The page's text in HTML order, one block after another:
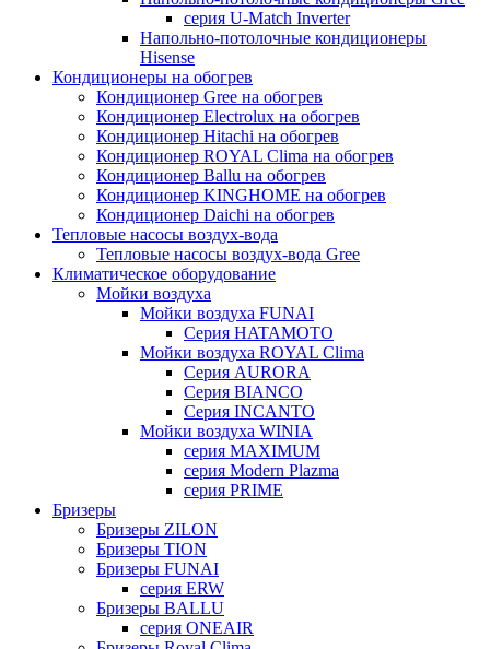
серия U-Match Inverter
Напольно-потолочные кондиционеры
Hisense
Кондиционеры на обогрев
Кондиционер Gree на обогрев
Кондиционер Electrolux на обогрев
Кондиционер Hitachi на обогрев
Кондиционер ROYAL Clima на обогрев
Кондиционер Ballu на обогрев
Кондиционер KINGHOME на обогрев
Кондиционер Daichi на обогрев
Тепловые насосы воздух-вода
Тепловые насосы воздух-вода Gree
Климатическое оборудование
Мойки воздуха
Мойки воздуха FUNAI
Серия HATAMOTO
Мойки воздуха ROYAL Clima
Серия AURORA
Серия BIANCO
Серия INCANTO
Мойки воздуха WINIA
серия MAXIMUM
серия Modern Plazma
серия PRIME
Бризеры
Бризеры ZILON
Бризеры TION
Бризеры FUNAI
серия ERW
Бризеры BALLU
серия ONEAIR